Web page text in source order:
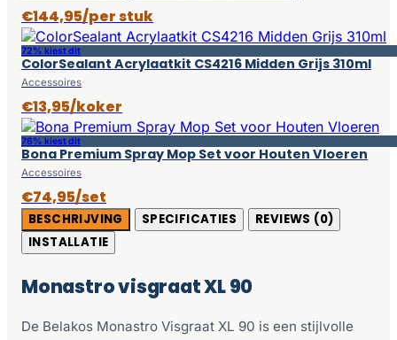
€144,95/per stuk
72% kiest dit
ColorSealant Acrylaatkit CS4216 Midden Grijs 310ml
Accessoires
€13,95/koker
76% kiest dit
Bona Premium Spray Mop Set voor Houten Vloeren
Accessoires
€74,95/set
BESCHRIJVING SPECIFICATIES
REVIEWS (0)
INSTALLATIE
Monastro visgraat XL 90
De Belakos Monastro Visgraat XL 90 is een stijlvolle